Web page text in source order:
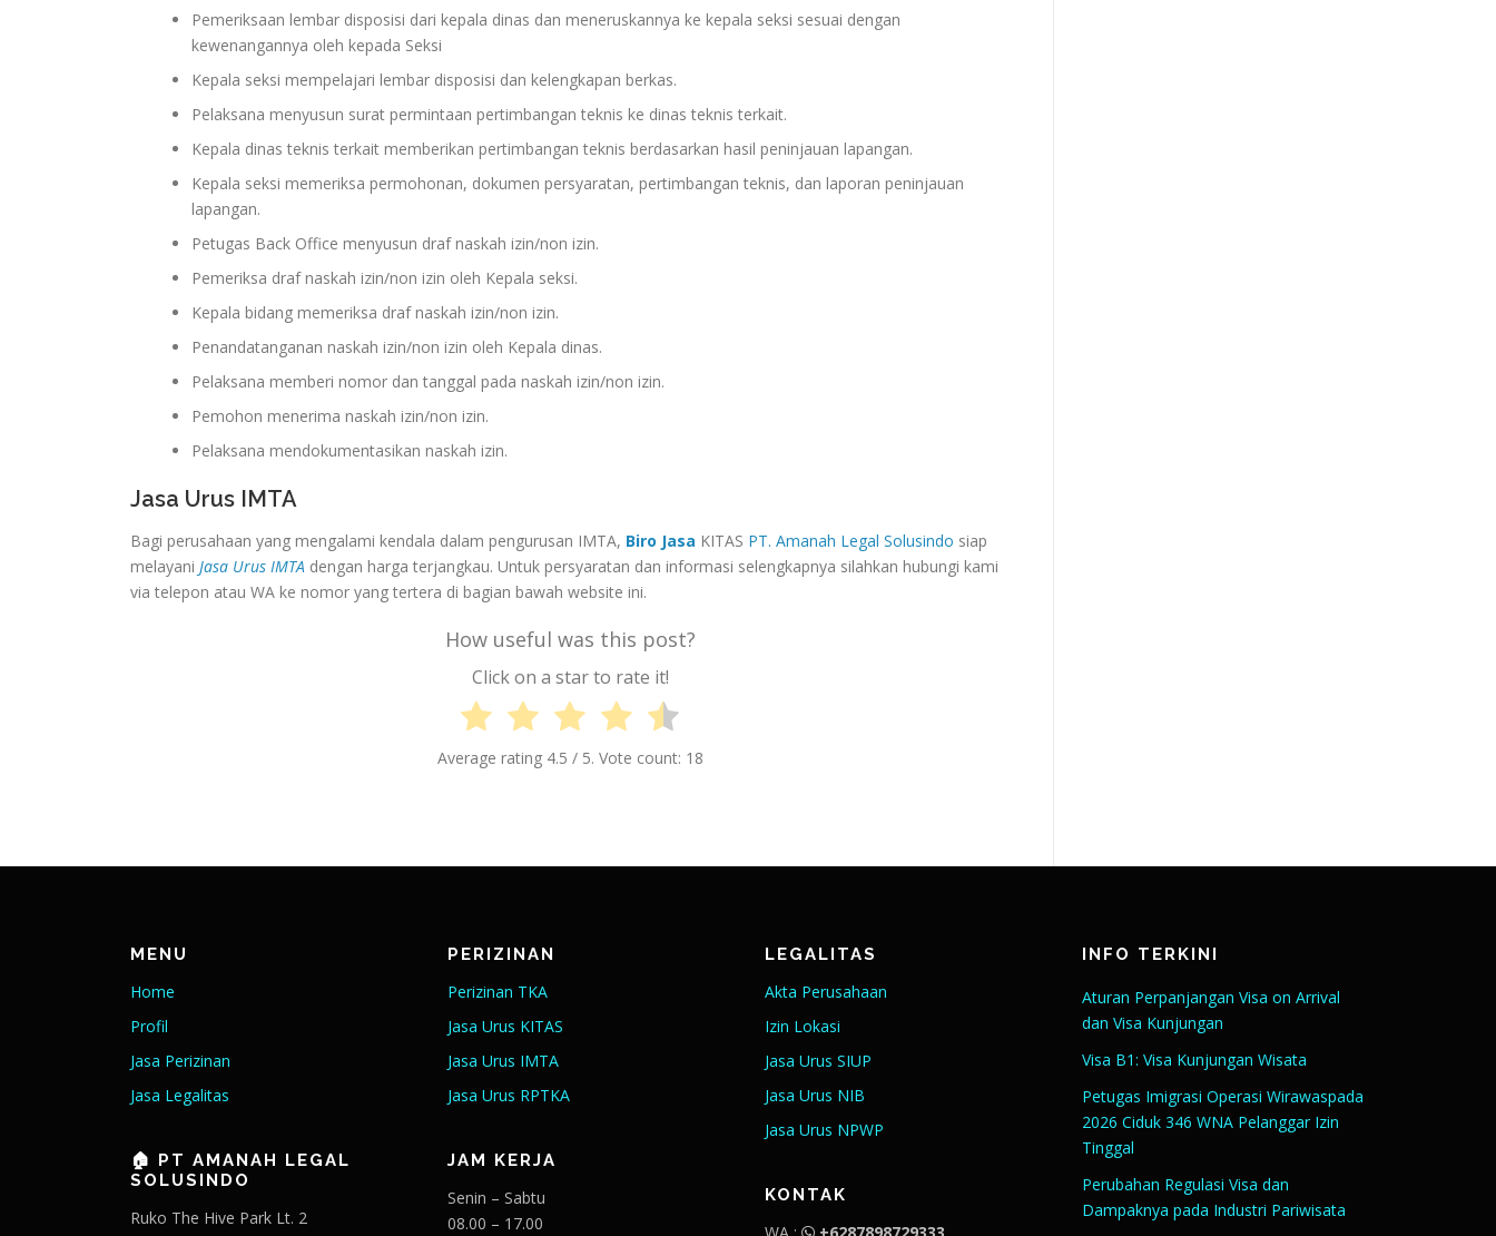
Pemeriksaan lembar disposisi dari kepala dinas dan meneruskannya ke kepala seksi sesuai dengan
kewenangannya oleh kepada Seksi
Kepala seksi mempelajari lembar disposisi dan kelengkapan berkas.
Pelaksana menyusun surat permintaan pertimbangan teknis ke dinas teknis terkait.
Kepala dinas teknis terkait memberikan pertimbangan teknis berdasarkan hasil peninjauan lapangan.
Kepala seksi memeriksa permohonan, dokumen persyaratan, pertimbangan teknis, dan laporan peninjauan
lapangan.
Petugas Back Office menyusun draf naskah izin/non izin.
Pemeriksa draf naskah izin/non izin oleh Kepala seksi.
Kepala bidang memeriksa draf naskah izin/non izin.
Penandatanganan naskah izin/non izin oleh Kepala dinas.
Pelaksana memberi nomor dan tanggal pada naskah izin/non izin.
Pemohon menerima naskah izin/non izin.
Pelaksana mendokumentasikan naskah izin.
Jasa Urus IMTA
Bagi perusahaan yang mengalami kendala dalam pengurusan IMTA, Biro Jasa KITAS PT. Amanah Legal Solusindo siap
melayani Jasa Urus IMTA dengan harga terjangkau. Untuk persyaratan dan informasi selengkapnya silahkan hubungi kami
via telepon atau WA ke nomor yang tertera di bagian bawah website ini.
How useful was this post?
Click on a star to rate it!
Average rating 4.5 / 5. Vote count: 18
MENU
Home
Profil
Jasa Perizinan
Jasa Legalitas
🏠 PT AMANAH LEGAL
SOLUSINDO
Ruko The Hive Park Lt. 2
PERIZINAN
Perizinan TKA
Jasa Urus KITAS
Jasa Urus IMTA
Jasa Urus RPTKA
JAM KERJA
Senin – Sabtu
08.00 – 17.00
LEGALITAS
Akta Perusahaan
Izin Lokasi
Jasa Urus SIUP
Jasa Urus NIB
Jasa Urus NPWP
KONTAK
INFO TERKINI
Aturan Perpanjangan Visa on Arrival
dan Visa Kunjungan
Visa B1: Visa Kunjungan Wisata
Petugas Imigrasi Operasi Wirawaspada
2026 Ciduk 346 WNA Pelanggar Izin
Tinggal
Perubahan Regulasi Visa dan
Dampaknya pada Industri Pariwisata